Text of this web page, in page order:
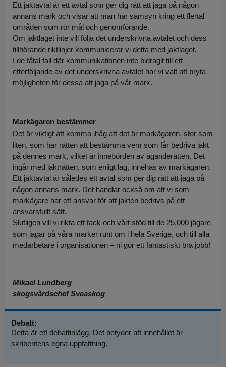
Ett jaktavtal är ett avtal som ger dig rätt att jaga på någon
annans mark och visar att man har samsyn kring ett flertal
områden som rör mål och genomförande.
Om jaktlaget inte vill följa det underskrivna avtalet och dess
tillhörande riktlinjer kommunicerar vi detta med jaktlaget.
I de fåtal fall där kommunikationen inte bidragit till ett
efterföljande av det underskrivna avtalet har vi valt att bryta
möjligheten för dessa att jaga på vår mark.
Markägaren bestämmer
Det är viktigt att komma ihåg att det är markägaren, stor som
liten, som har rätten att bestämma vem som får bedriva jakt
på dennes mark, vilket är innebörden av äganderätten. Det
ingår med jakträtten, som enligt lag, innehas av markägaren.
Ett jaktavtal är således ett avtal som ger dig rätt att jaga på
någon annans mark. Det handlar också om att vi som
markägare har ett ansvar för att jakten bedrivs på ett
ansvarsfullt sätt.
Slutligen vill vi rikta ett tack och vårt stöd till de 25.000 jägare
som jagar på våra marker runt om i hela Sverige, och till alla
medarbetare i organisationen – ni gör ett fantastiskt bra jobb!
Mikael Lundberg
skogsvårdschef Sveaskog
Debatt:
Detta är ett debattinlägg. Det betyder att innehållet är
skribentens egna uppfattning.